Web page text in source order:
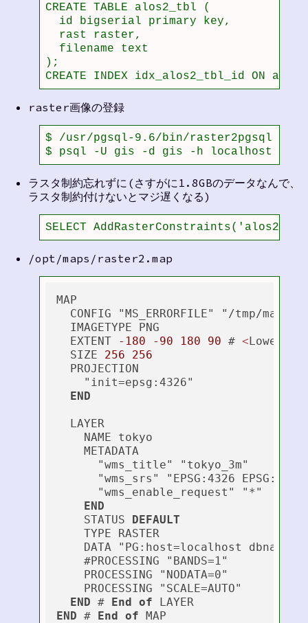
CREATE TABLE alos2_tbl (
  id bigserial primary key,
  rast raster,
  filename text
);
CREATE INDEX idx_alos2_tbl_id ON
raster画像の登録
$ /usr/pgsql-9.6/bin/raster2pgsql -a
$ psql -U gis -d gis -h localhost -f
ラスタ制約忘れずに(さすがに1.8GBのデータなんで、
ラスタ制約付けないとマジ遅くなる)
SELECT
/opt/maps/raster2.map
MAP
CONFIG "MS_ERRORFILE" "/tmp/
  IMAGETYPE PNG
  EXTENT
-180 -90 180 90 # <Lower
  SIZE
256
256
  PROJECTION
    "init=epsg:4326"
END
  LAYER
    NAME tokyo
    METADATA
      "wms_title" "tokyo_3m"
"wms_srs" "EPSG:4326
      "wms_enable_request" "*"
END
    STATUS
DEFAULT
    TYPE RASTER
DATA "PG:host=localhost
    #PROCESSING "BANDS=1"
    PROCESSING "NODATA=0"
    PROCESSING "SCALE=AUTO"
END # End of
END # End of